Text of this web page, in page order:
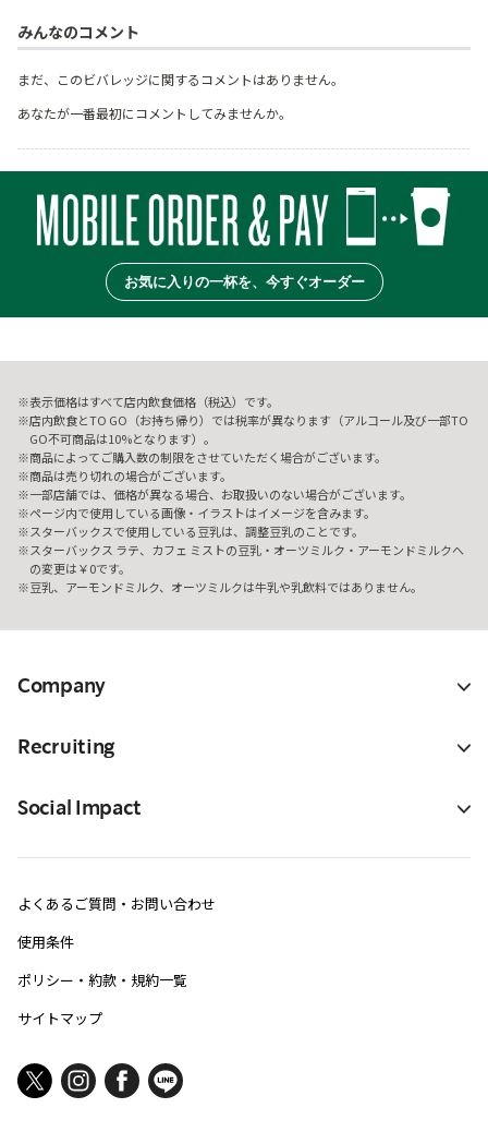
みんなのコメント
まだ、このビバレッジに関するコメントはありません。
あなたが一番最初にコメントしてみませんか。
お気に入りの一杯を、今すぐオーダー
表示価格はすべて店内飲食価格（税込）です。
店内飲食とTO GO（お持ち帰り）では税率が異なります（アルコール及び一部TO
GO不可商品は10%となります）。
商品によってご購入数の制限をさせていただく場合がございます。
商品は売り切れの場合がございます。
一部店舗では、価格が異なる場合、お取扱いのない場合がございます。
ページ内で使用している画像・イラストはイメージを含みます。
スターバックスで使用している豆乳は、調整豆乳のことです。
スターバックス ラテ、カフェ ミストの豆乳・オーツミルク・アーモンドミルクへ
の変更は￥0です。
豆乳、アーモンドミルク、オーツミルクは牛乳や乳飲料ではありません。
Company
Recruiting
Social Impact
よくあるご質問・お問い合わせ
使用条件
ポリシー・約款・規約一覧
サイトマップ